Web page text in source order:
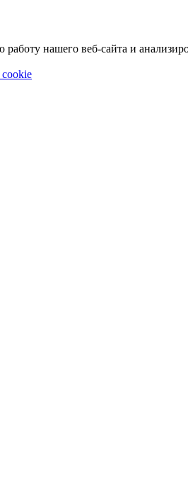
нашего веб-сайта и